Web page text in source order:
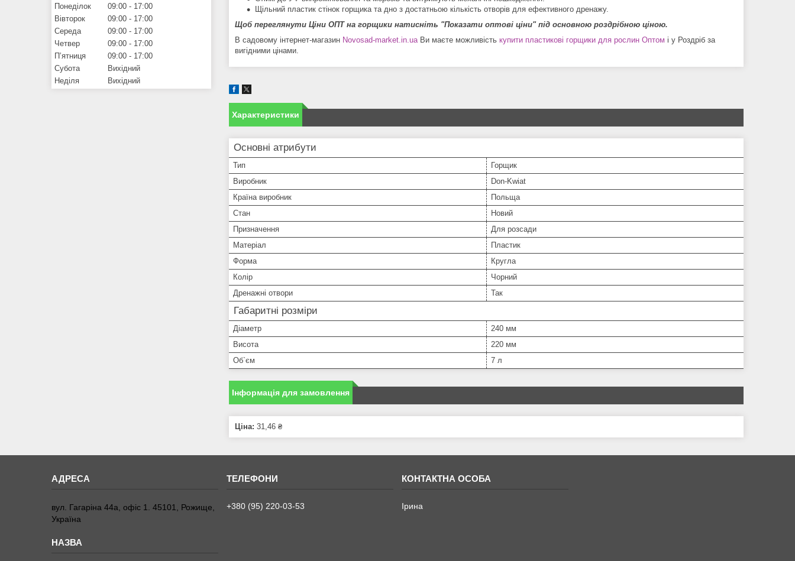
Щільний пластик стінок горщика та дно з достатньою кількість отворів для ефективного дренажу.
Щоб переглянути Ціни ОПТ на горщики натисніть "Показати оптові ціни" під основною роздрібною ціною.
В садовому інтернет-магазин Novosad-market.in.ua Ви маєте можливість купити пластикові горщики для рослин Оптом і у Роздріб за
вигідними цінами.
Характеристики
Основні атрибути
Тип
Горщик
Виробник
Don-Kwiat
Країна виробник
Польща
Стан
Новий
Призначення
Для розсади
Матеріал
Пластик
Форма
Кругла
Колір
Чорний
Дренажні отвори
Так
Габаритні розміри
Діаметр
240 мм
Висота
220 мм
Об`єм
7 л
Інформація для замовлення
Ціна: 31,46 ₴
Понеділок 09:00
17:00
Вівторок
09:00
17:00
Середа
09:00
17:00
Четвер
09:00
17:00
Пʼятниця
09:00
17:00
Субота
Вихідний
Неділя
Вихідний
вул. Гагаріна 44а, офіс 1. 45101, Рожище,
Україна
+380 (95) 220-03-53 Ірина